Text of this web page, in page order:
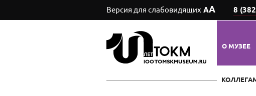
Версия для слабовидящих АА 8
О МУЗЕЕ